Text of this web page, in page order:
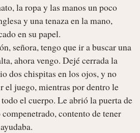
la ropa y las manos un poco
y una tenaza en la mano,
en su papel.
señora, tengo que ir a buscar una
ahora vengo. Dejé cerrada la
dos chispitas en los ojos, y no
el juego, mientras por dentro le
el cuerpo. Le abrió la puerta de
contento de tener